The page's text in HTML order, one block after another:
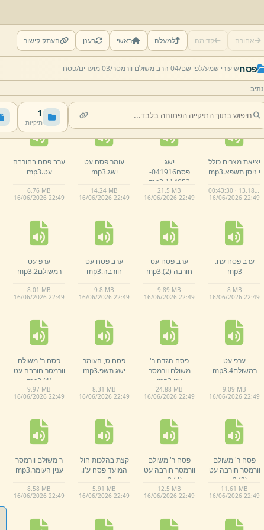
אחורה קדימה למעלה ראשי רענן העתק קישור
פסחשיעורי שמע/לפי שם/04 הרב משולם וורמסר/ 03 מועדים/ פסח
נתיב
1
תיקיות
ביעור חמץ
חורבה.mp3
16/06/2026 22:48
פסח ביעור חמץ
חורבה.mp3
16/06/2026 22:48
חמץ.mp3
16/06/2026 22:48
16/06/2026 22:48
יציאת מצרים כולל
י ניסן תשפא.mp3
00:43:30 · 13.18 MB
16/06/2026 22:49
ישג
פסח041916-
114053.
mp3
21.5 MB
16/06/2026 22:49
עומר פסח עט
ישג.mp3
14.24 MB
16/06/2026 22:49
ערב פסח בחורבה
עט.mp3
6.76 MB
16/06/2026 22:49
ערב פסח עח.
mp3
8 MB
16/06/2026 22:49
ערב פסח עט
חורבה (2)
.
mp3
9.89 MB
16/06/2026 22:49
ערב פסח עט
חורבה.mp3
9.8 MB
16/06/2026 22:49
ערפ עט
רמשולם2.
mp3
8.01 MB
16/06/2026 22:49
ערפ עט
רמשולם4.
mp3
9.09 MB
16/06/2026 22:49
פסח הגדה ר'
משולם וורמסר
עט. mp3
24.88 MB
16/06/2026 22:49
פסח ס, העומר
ישג תשפ.mp3
8.31 MB
16/06/2026 22:49
פסח ר' משולם
וורמסר חורבה עט
(1)
mp3
9.97 MB
16/06/2026 22:49
פסח ר' משולם
וורמסר חורבה עט
(3)
mp3
11.61 MB
16/06/2026 22:49
פסח ר' משולם
וורמסר חורבה עט
(4)
mp3
12.5 MB
16/06/2026 22:49
קצת בהלכות חול
המועד פסח ע'ו.
mp3
5.91 MB
16/06/2026 22:49
ר משולם וורמסר
ענין העומר.mp3
8.58 MB
16/06/2026 22:49